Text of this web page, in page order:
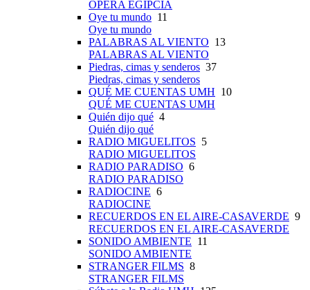
OPERA EGIPCIA
Oye tu mundo 11
Oye tu mundo
PALABRAS AL VIENTO 13
PALABRAS AL VIENTO
Piedras, cimas y senderos 37
Piedras, cimas y senderos
QUÉ ME CUENTAS UMH 10
QUÉ ME CUENTAS UMH
Quién dijo qué 4
Quién dijo qué
RADIO MIGUELITOS 5
RADIO MIGUELITOS
RADIO PARADISO 6
RADIO PARADISO
RADIOCINE 6
RADIOCINE
RECUERDOS EN EL AIRE-CASAVERDE 9
RECUERDOS EN EL AIRE-CASAVERDE
SONIDO AMBIENTE 11
SONIDO AMBIENTE
STRANGER FILMS 8
STRANGER FILMS